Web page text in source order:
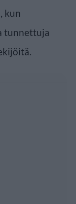
kun
tunnettuja